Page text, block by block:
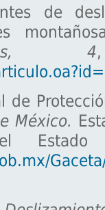
de
4
de
México.